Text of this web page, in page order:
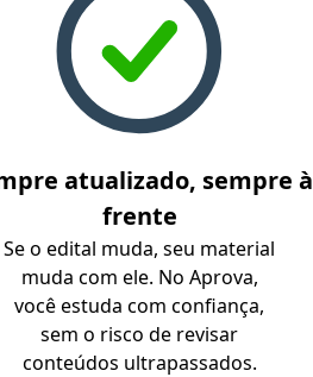
atualizado, sempre à
frente
Se o edital muda, seu material
muda com ele. No Aprova,
você estuda com confiança,
sem o risco de revisar
conteúdos ultrapassados.